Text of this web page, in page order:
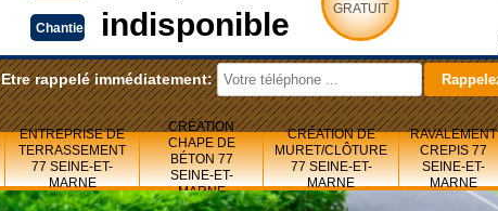
Chantier indisponible
GRATUIT
Etre rappelé immédiatement:
ENTREPRISE DE
TERRASSEMENT
77 SEINE-ET-
MARNE
CRÉATION
CHAPE DE
BÉTON 77
SEINE-ET-
MARNE
CRÉATION DE
MURET/CLÔTURE
77 SEINE-ET-
MARNE
RAVALEMENT
CREPIS 77
SEINE-ET-
MARNE